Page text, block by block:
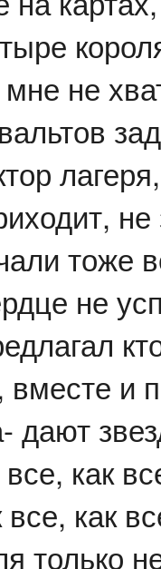
не
тоже
не
вместе и
дают
все, как
как
только